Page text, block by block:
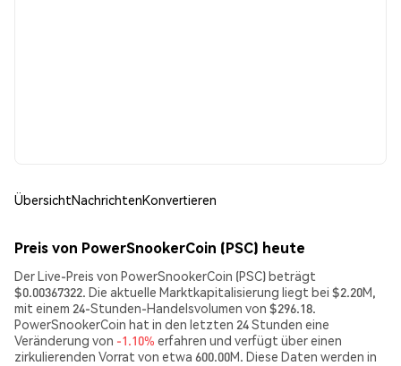
ÜbersichtNachrichtenKonvertieren
Preis von PowerSnookerCoin (PSC) heute
Der Live-Preis von PowerSnookerCoin (PSC) beträgt
$0.00367322. Die aktuelle Marktkapitalisierung liegt bei $2.20M,
mit einem 24-Stunden-Handelsvolumen von $296.18.
PowerSnookerCoin hat in den letzten 24 Stunden eine
Veränderung von -1.10% erfahren und verfügt über einen
zirkulierenden Vorrat von etwa 600.00M. Diese Daten werden in